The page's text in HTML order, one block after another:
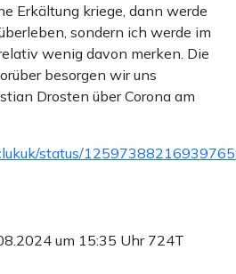
Erkältung kriege, dann werde
sondern ich werde im
wenig davon merken. Die
besorgen wir uns
Drosten über Corona am
status/
um 15:35 Uhr 724T